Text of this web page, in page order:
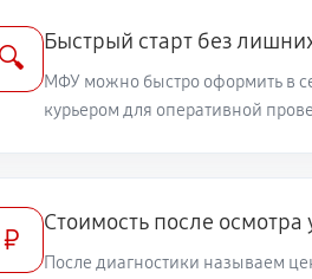
🔍
Быстрый старт без
МФУ можно быстро оформить в
курьером для оперативной
₽
Стоимость после осмотра
После диагностики называем